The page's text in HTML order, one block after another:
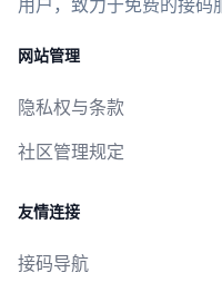
网站管理
隐私权与条款
社区管理规定
友情连接
接码导航